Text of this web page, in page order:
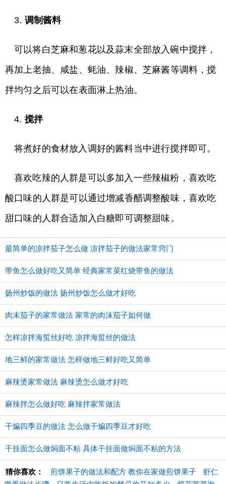
3. 调制酱料
可以将白芝麻和葱花以及蒜末全部放入碗中搅拌，
再加上老抽、咸盐、蚝油、辣椒、芝麻酱等调料，搅
拌均匀之后可以在表面淋上热油。
4. 搅拌
将煮好的食材放入调好的酱料当中进行搅拌即可。
喜欢吃辣的人群是可以多加入一些辣椒粉，喜欢吃
酸口味的人群是可以通过增减香醋调整酸味，喜欢吃
甜口味的人群合适加入白糖即可调整甜味。
最简单的凉拌茄子怎么做 凉拌茄子的做法家常窍门
带鱼怎么做好吃又简单 经典家常菜红烧带鱼的做法
扬州炒饭的做法 扬州炒饭怎么做才好吃
肉末茄子的家常做法 家常的肉沫茄子如何做
怎样凉拌海蜇丝好吃 凉拌海蜇丝的做法
地三鲜的家常做法 怎样做地三鲜好吃又简单
麻辣烫家常做法 麻辣烫怎么做才好吃
麻辣拌怎么做好吃 麻辣拌家常做法
干煸四季豆的做法 怎么做干煸四季豆才好吃
干挂面怎么做焖面不粘 具体干挂面做焖面不粘的方法
猜你喜欢： 煎饼果子的做法和配方 教你在家做煎饼果子
虾仁